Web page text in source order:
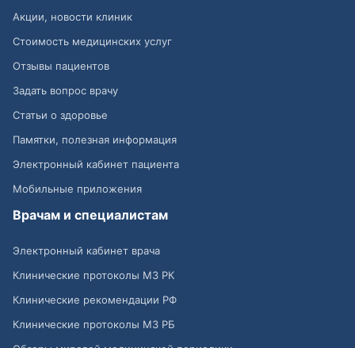
Акции, новости клиник
Стоимость медицинских услуг
Отзывы пациентов
Задать вопрос врачу
Статьи о здоровье
Памятки, полезная информация
Электронный кабинет пациента
Мобильные приложения
Врачам и специалистам
Электронный кабинет врача
Клинические протоколы МЗ РК
Клинические рекомендации РФ
Клинические протоколы МЗ РБ